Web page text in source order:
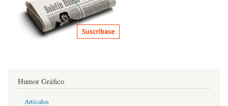
Humor Gráfico
Artículos